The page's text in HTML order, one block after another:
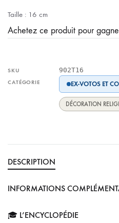
Taille : 16 cm
Achetez ce produit pour
SKU 902T16
CATÉGORIE EX-VOTOS ET
DÉCORATION
DESCRIPTION
INFORMATIONS
🎓 L’ENCYCLOPÉDIE